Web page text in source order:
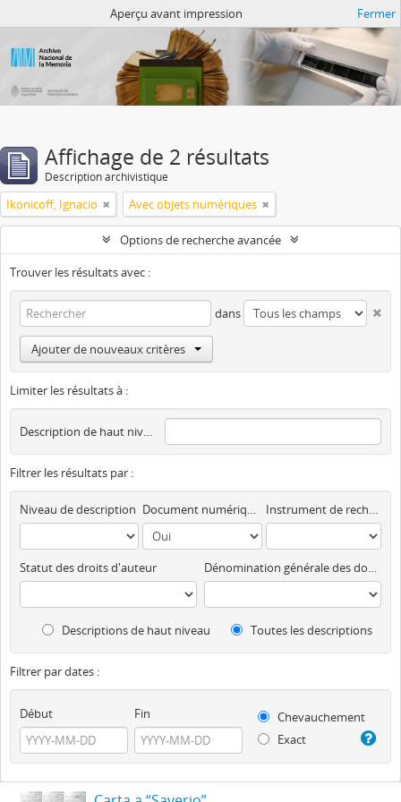
Aperçu avant impression Fermer
Affichage de 2 résultats
Description archivistique
Ikonicoff, Ignacio Avec objets numériques
Options de recherche avancée
Trouver les résultats avec :
dans
Ajouter de nouveaux critères
Limiter les résultats à :
Description de haut niveau
Filtrer les résultats par :
Niveau de description Document numérique disponible Instrument de recherche
Statut des droits d'auteur Dénomination générale des documents
Descriptions de haut niveau Toutes les descriptions
Filtrer par dates :
Début Fin
Chevauchement
Exact